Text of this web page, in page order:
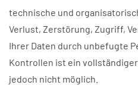
technische und
Verlust, Zerstörung, Zugriff,
Ihrer Daten durch unbefugte
Kontrollen ist ein
jedoch nicht möglich.